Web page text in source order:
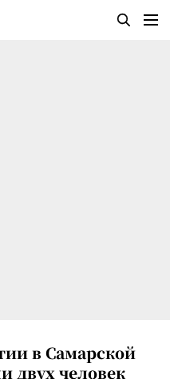
в Самарской
двух человек